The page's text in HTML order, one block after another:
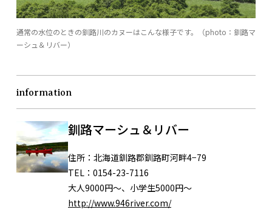
通常の水位のときの釧路川のカヌーはこんな様子です。（photo：釧路マ
ーシュ＆リバー）
information
釧路マーシュ＆リバー
住所： 北海道釧路郡釧路町河畔4−79
TEL： 0154-23-7116
大人9000円〜、小学生5000円〜
http://www.946river.com/